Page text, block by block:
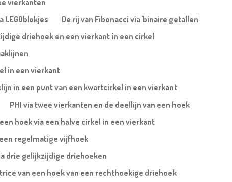
vierkanten
LEGOblokjes
De rij van Fibonacci via 'binaire getallen'
driehoek en een vierkant in een cirkel
in een vierkant
in een punt van een kwartcirkel in een vierkant
PHI via twee vierkanten en de deellijn van een hoek
hoek via een halve cirkel in een vierkant
regelmatige vijfhoek
drie gelijkzijdige driehoeken
van een hoek van een rechthoekige driehoek